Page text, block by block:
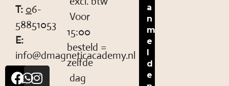
T: 06-
58851053
E:
info@dmagneticacademy.nl
Voor
15:00
besteld =
zelfde
dag